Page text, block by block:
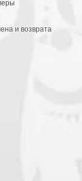
и возврата